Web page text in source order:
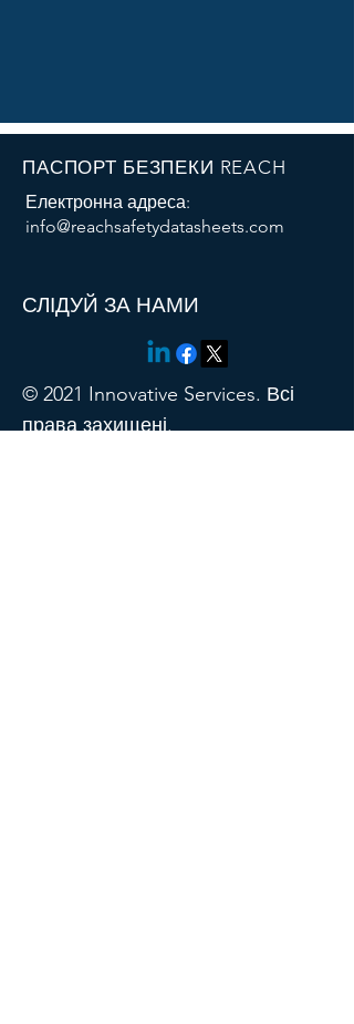
ПАСПОРТ БЕЗПЕКИ REACH
Електронна адреса:
info@reachsafetydatasheets.com
СЛІДУЙ ЗА НАМИ
© 2021 Innovative Services. Всі
права захищені.